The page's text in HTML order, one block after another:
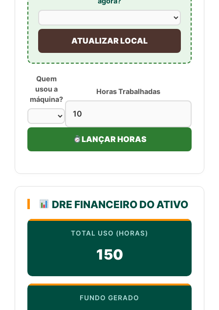
ATUALIZAR LOCAL
Quem
usou a
máquina?
Horas Trabalhadas
LANÇAR HORAS
DRE FINANCEIRO DO ATIVO
TOTAL USO (HORAS)
150
FUNDO GERADO